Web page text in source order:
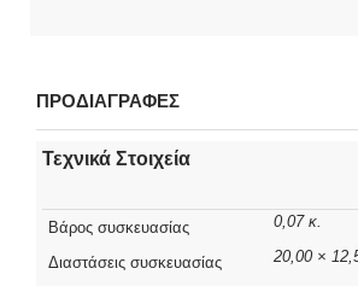
ΠΡΟΔΙΑΓΡΑΦΕΣ
Τεχνικά Στοιχεία
Βάρος συσκευασίας 0,07 κ.
Διαστάσεις συσκευασίας 20,00 ×